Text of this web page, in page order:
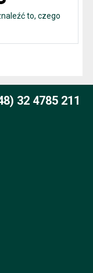
to, czego
32 4785 211